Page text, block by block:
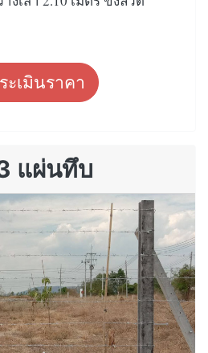
เมินราคา
แผ่นทึบ